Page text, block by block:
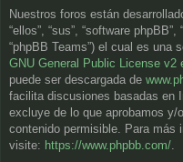
Nuestros foros están
“ellos”, “sus”, “software
“phpBB Teams”) el cual es una
GNU General Public License v2
puede ser descargada de
facilita discusiones basadas en
excluye de lo que aprobamos
contenido permisible. Para más
visite: https://www.phpbb.com/